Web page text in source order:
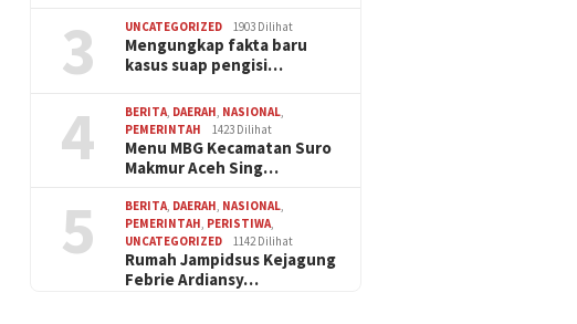
3 UNCATEGORIZED 1903 Dilihat
Mengungkap fakta baru
kasus suap pengisi…
4 BERITA DAERAH NASIONAL
PEMERINTAH
1423 Dilihat
Menu MBG Kecamatan Suro
Makmur Aceh Sing…
5 BERITA DAERAH NASIONAL
PEMERINTAH PERISTIWA
UNCATEGORIZED
1142 Dilihat
Rumah Jampidsus Kejagung
Febrie Ardiansy…